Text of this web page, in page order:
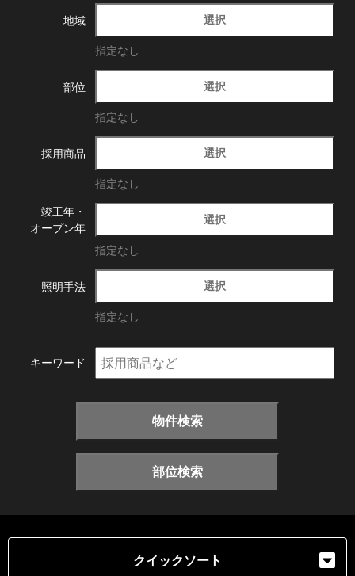
地域 選択
指定なし
部位 選択
指定なし
採用商品 選択
指定なし
竣工年・
オープン年
選択
指定なし
照明手法 選択
指定なし
キーワード
物件検索
部位検索
クイックソート